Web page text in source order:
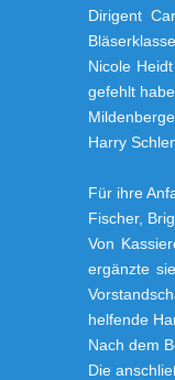
Dirigent
Nicole
gefehlt
Harry
Für ihre
Fischer,
Von
ergänzte
helfende
Nach dem
Die